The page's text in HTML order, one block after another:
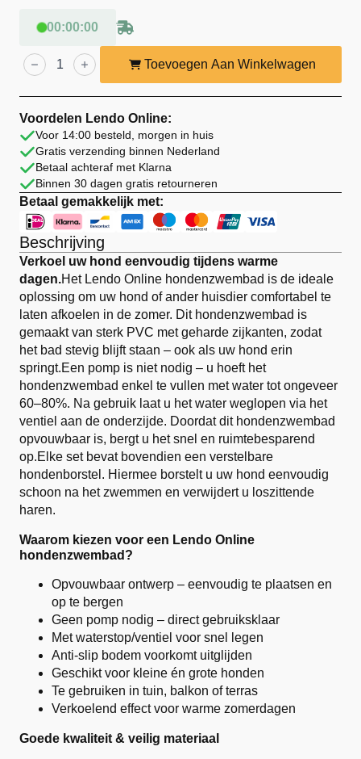
00:00:00
Lendo
Online
Hondenzwembad
Blauw
PVC
Opvouwbaar
aantal
Toevoegen Aan Winkelwagen
Voordelen Lendo Online:
Voor 14:00 besteld, morgen in huis
Gratis verzending binnen Nederland
Betaal achteraf met Klarna
Binnen 30 dagen gratis retourneren
Betaal gemakkelijk met:
Beschrijving
Verkoel uw hond eenvoudig tijdens warme
dagen.Het Lendo Online hondenzwembad is de ideale
oplossing om uw hond of ander huisdier comfortabel te
laten afkoelen in de zomer. Dit hondenzwembad is
gemaakt van sterk PVC met geharde zijkanten, zodat
het bad stevig blijft staan – ook als uw hond erin
springt.Een pomp is niet nodig – u hoeft het
hondenzwembad enkel te vullen met water tot ongeveer
60–80%. Na gebruik laat u het water weglopen via het
ventiel aan de onderzijde. Doordat dit hondenzwembad
opvouwbaar is, bergt u het snel en ruimtebesparend
op.Elke set bevat bovendien een verstelbare
hondenborstel. Hiermee borstelt u uw hond eenvoudig
schoon na het zwemmen en verwijdert u loszittende
haren.
Waarom kiezen voor een Lendo Online
hondenzwembad?
Opvouwbaar ontwerp – eenvoudig te plaatsen en
op te bergen
Geen pomp nodig – direct gebruiksklaar
Met waterstop/ventiel voor snel legen
Anti-slip bodem voorkomt uitglijden
Geschikt voor kleine én grote honden
Te gebruiken in tuin, balkon of terras
Verkoelend effect voor warme zomerdagen
Goede kwaliteit & veilig materiaal